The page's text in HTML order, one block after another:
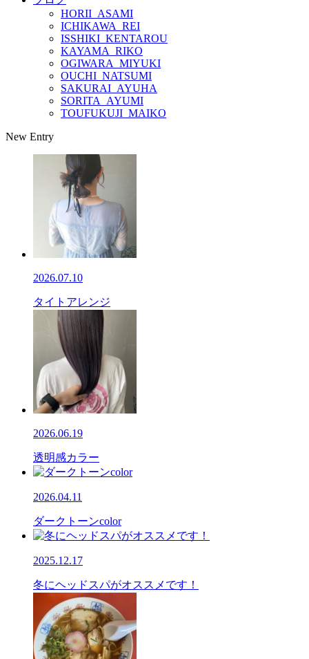
HORII_ASAMI
ICHIKAWA_REI
ISSHIKI_KENTAROU
KAYAMA_RIKO
OGIWARA_MIYUKI
OUCHI_NATSUMI
SAKURAI_AYUHA
SORITA_AYUMI
TOUFUKUJI_MAIKO
New Entry
2026.07.10
タイトアレンジ
2026.06.19
透明感カラー
2026.04.11
ダークトーンcolor
2025.12.17
冬にヘッドスパがオススメです！